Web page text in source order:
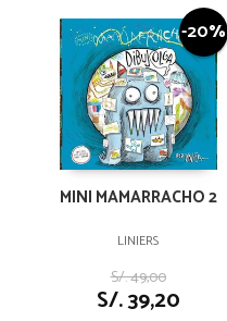
-20%
MINI MAMARRACHO 2
LINIERS
S/. 49,00
S/. 39,20